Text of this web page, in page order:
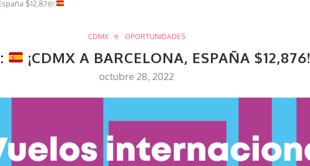
$12,876!
CDMX OPORTUNIDADES
¡CDMX A BARCELONA, ESPAÑA $12,876!
octubre 28, 2022